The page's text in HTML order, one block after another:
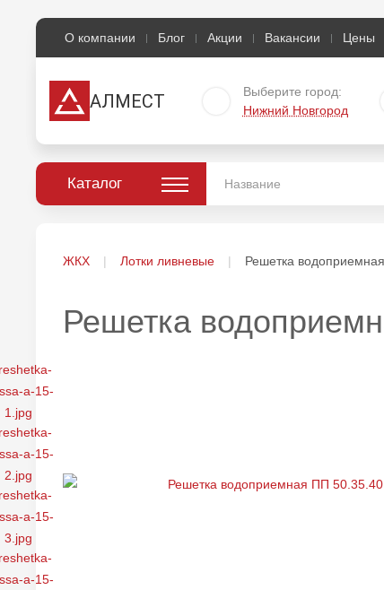
О компании Блог Акции Вакансии Цены
АЛМЕСТ
Выберите город:
Нижний Новгород
Каталог
ЖКХ Лотки ливневые Решетка
Решетка